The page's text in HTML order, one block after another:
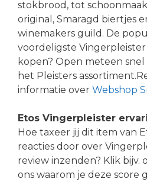
stokbrood, tot
original, Smaragd biertjes
winemakers guild. De
voordeligste
kopen? Open meteen
het Pleisters
informatie over Webshop
Etos Vingerpleister
Hoe taxeer jij dit item van
reacties door over
review inzenden? Klik bijv.
ons waarom je deze score